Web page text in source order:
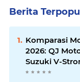
Berita
Komparasi
2026: QJ
Suzuki V-
Kawasaki